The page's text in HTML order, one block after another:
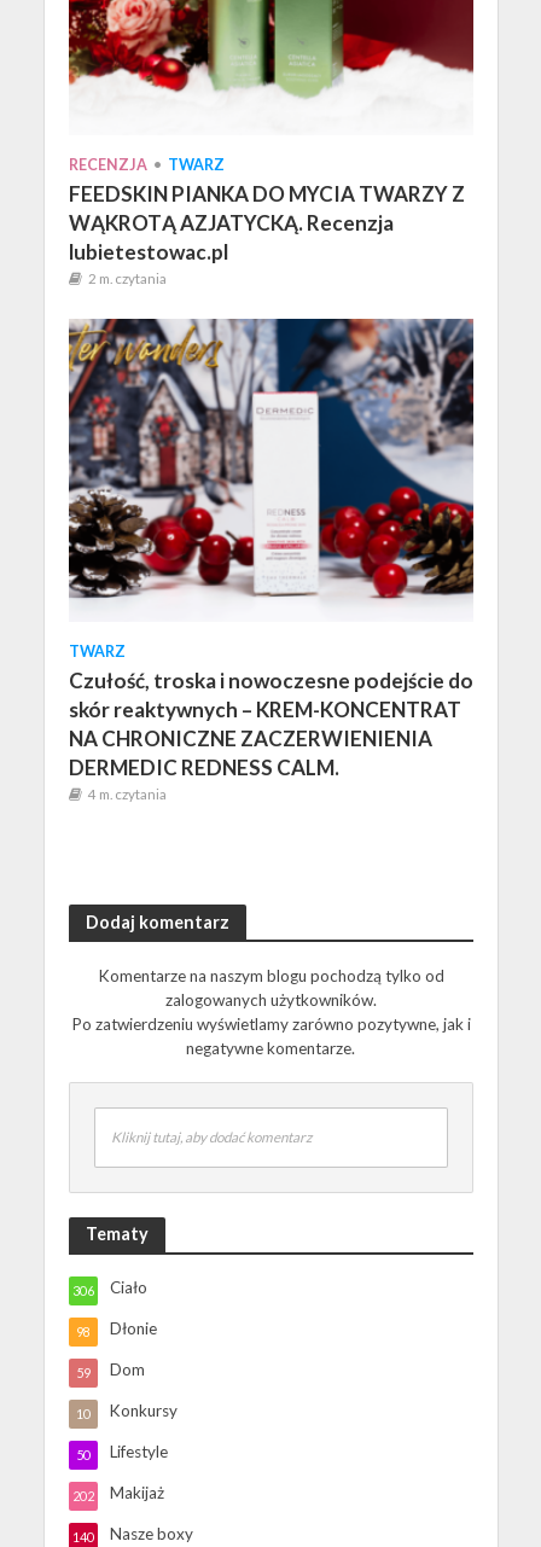
RECENZJA • TWARZ
FEEDSKIN PIANKA DO MYCIA TWARZY Z
WĄKROTĄ AZJATYCKĄ. Recenzja
lubietestowac.pl
2 m. czytania
TWARZ
Czułość, troska i nowoczesne podejście do
skór reaktywnych – KREM-KONCENTRAT
NA CHRONICZNE ZACZERWIENIENIA
DERMEDIC REDNESS CALM.
4 m. czytania
Dodaj komentarz
Komentarze na naszym blogu pochodzą tylko od
zalogowanych użytkowników.
Po zatwierdzeniu wyświetlamy zarówno pozytywne, jak i
negatywne komentarze.
Kliknij tutaj, aby dodać komentarz
Tematy
Ciało
306
Dłonie
98
Dom
59
Konkursy
10
Lifestyle
50
Makijaż
202
Nasze boxy
140